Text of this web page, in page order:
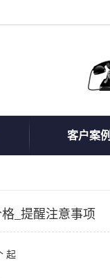
客户案例
_提醒注意事项
起